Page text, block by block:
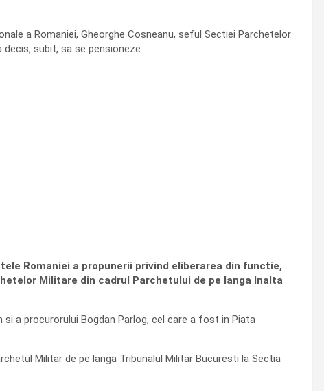
a Romaniei, Gheorghe Cosneanu, seful Sectiei Parchetelor
subit, sa se pensioneze.
Romaniei a propunerii privind eliberarea din functie,
Militare din cadrul Parchetului de pe langa Inalta
a procurorului Bogdan Parlog, cel care a fost in Piata
Militar de pe langa Tribunalul Militar Bucuresti la Sectia